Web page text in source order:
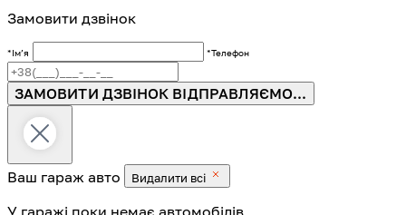
Замовити дзвінок
*Імʼя *Телефон
ЗАМОВИТИ ДЗВІНОК ВІДПРАВЛЯЄМО...
Ваш гараж авто Видалити всі
У гаражі поки немає автомобілів